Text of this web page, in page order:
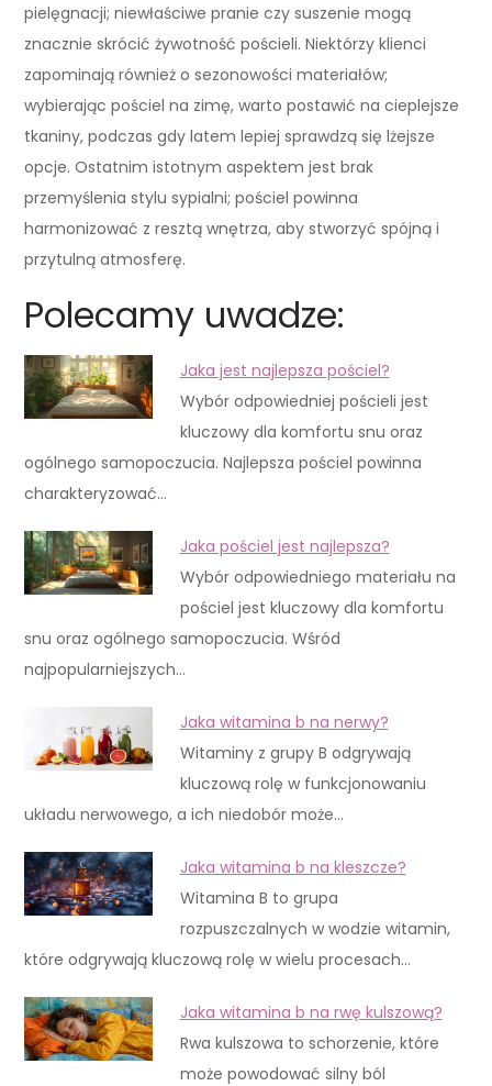
pielęgnacji; niewłaściwe pranie czy suszenie mogą
znacznie skrócić żywotność pościeli. Niektórzy klienci
zapominają również o sezonowości materiałów;
wybierając pościel na zimę, warto postawić na cieplejsze
tkaniny, podczas gdy latem lepiej sprawdzą się lżejsze
opcje. Ostatnim istotnym aspektem jest brak
przemyślenia stylu sypialni; pościel powinna
harmonizować z resztą wnętrza, aby stworzyć spójną i
przytulną atmosferę.
Polecamy uwadze:
Jaka jest najlepsza pościel?
Wybór odpowiedniej pościeli jest
kluczowy dla komfortu snu oraz
ogólnego samopoczucia. Najlepsza pościel powinna
charakteryzować…
Jaka pościel jest najlepsza?
Wybór odpowiedniego materiału na
pościel jest kluczowy dla komfortu
snu oraz ogólnego samopoczucia. Wśród
najpopularniejszych…
Jaka witamina b na nerwy?
Witaminy z grupy B odgrywają
kluczową rolę w funkcjonowaniu
układu nerwowego, a ich niedobór może…
Jaka witamina b na kleszcze?
Witamina B to grupa
rozpuszczalnych w wodzie witamin,
które odgrywają kluczową rolę w wielu procesach…
Jaka witamina b na rwę kulszową?
Rwa kulszowa to schorzenie, które
może powodować silny ból